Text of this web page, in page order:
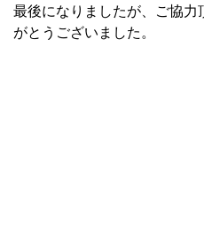
最後になりましたが、ご協力
がとうございました。